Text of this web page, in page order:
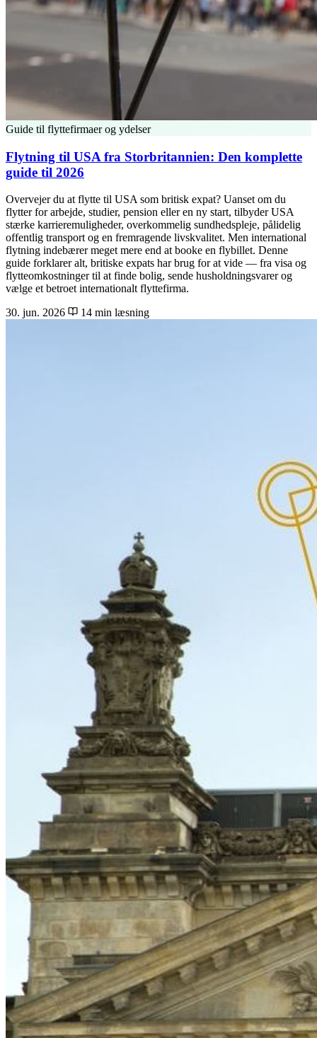
Guide til flyttefirmaer og ydelser
Flytning til USA fra Storbritannien: Den komplette
guide til 2026
Overvejer du at flytte til USA som britisk expat? Uanset om du
flytter for arbejde, studier, pension eller en ny start, tilbyder USA
stærke karrieremuligheder, overkommelig sundhedspleje, pålidelig
offentlig transport og en fremragende livskvalitet. Men international
flytning indebærer meget mere end at booke en flybillet. Denne
guide forklarer alt, britiske expats har brug for at vide — fra visa og
flytteomkostninger til at finde bolig, sende husholdningsvarer og
vælge et betroet internationalt flyttefirma.
30. jun. 2026
14 min læsning